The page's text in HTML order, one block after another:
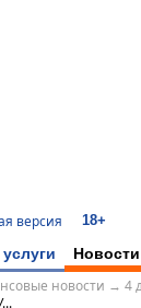
версия 18+
Новости
новости → 4